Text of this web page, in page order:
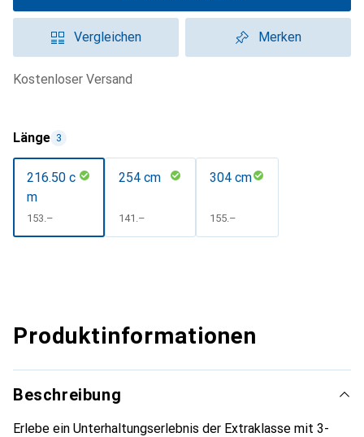
Vergleichen Merken
kostenloser Versand
Länge 3
216.50 c
m
CHF
153.–
254 cm
CHF
141.–
304 cm
CHF
155.–
Produktinformationen
Beschreibung
Erlebe ein Unterhaltungserlebnis der Extraklasse mit 3-